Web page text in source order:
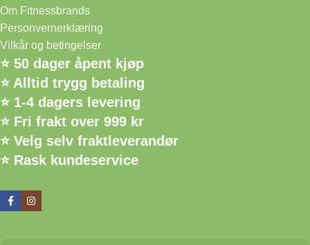
Om Fitnessbrands
Personvernerklæring
Vilkår og betingelser
⭐ 50 dager åpent kjøp
⭐ Alltid trygg betaling
⭐ 1-4 dagers levering
⭐ Fri frakt over 999 kr
⭐ Velg selv fraktleverandør
⭐ Rask kundeservice